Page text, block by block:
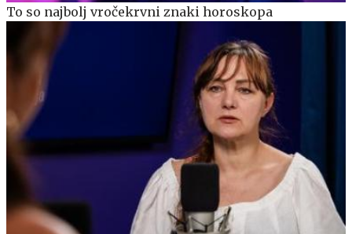
To so najbolj vročekrvni znaki horoskopa